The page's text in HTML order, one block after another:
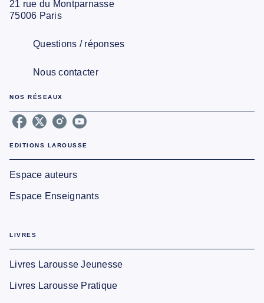
21 rue du Montparnasse
75006 Paris
Questions / réponses
Nous contacter
NOS RÉSEAUX
EDITIONS LAROUSSE
Espace auteurs
Espace Enseignants
LIVRES
Livres Larousse Jeunesse
Livres Larousse Pratique